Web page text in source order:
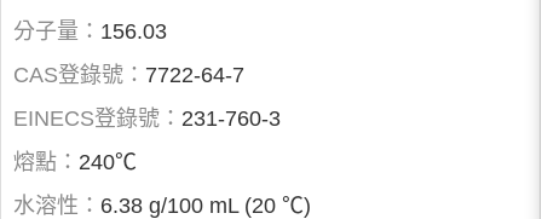
分子量： 156.03
CAS登錄號： 7722-64-7
EINECS登錄號： 231-760-3
熔點： 240℃
水溶性： 6.38 g/100 mL (20 ℃)